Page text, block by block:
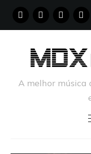
FACEBOOKINSTAGRAM
YOUTUBE
A melhor música